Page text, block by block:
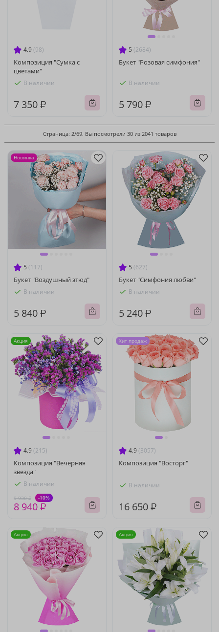
4.9 (98)
Композиция "Сумка с
цветами"
В наличии
7 350 ₽
5 (2684)
Букет "Розовая симфония"
В наличии
5 790 ₽
Страница: 2/69. Вы посмотрели 30 из 2041 товаров
5 (117)
Букет "Воздушный этюд"
В наличии
5 840 ₽
Новинка
5 (627)
Букет "Симфония любви"
В наличии
5 240 ₽
4.9 (215)
Композиция "Вечерняя
звезда"
В наличии
9 930 ₽ -10%
8 940 ₽
Акция
4.9 (3057)
Композиция "Восторг"
В наличии
16 650 ₽
Хит продаж
Акция Акция